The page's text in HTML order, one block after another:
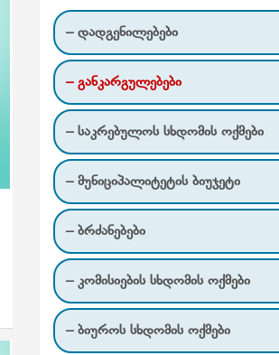
– დადგენილებები
– განკარგულებები
– საკრებულოს სხდომის ოქმები
– მუნიციპალიტეტის ბიუჯეტი
– ბრძანებები
– კომისიების სხდომის ოქმები
– ბიუროს სხდომის ოქმები